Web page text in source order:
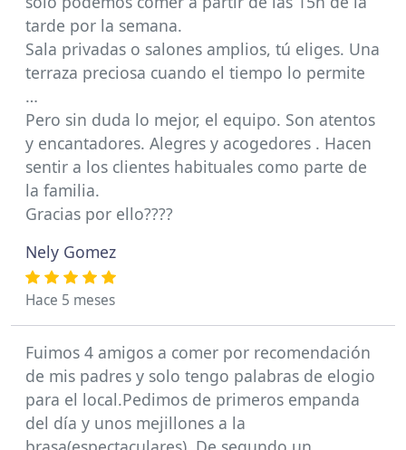
tarde por la semana.
Sala privadas o salones amplios, tú eliges. Una
terraza preciosa cuando el tiempo lo permite
…
Pero sin duda lo mejor, el equipo. Son atentos
y encantadores. Alegres y acogedores . Hacen
sentir a los clientes habituales como parte de
la familia.
Gracias por ello????
Nely Gomez
Hace 5 meses
Fuimos 4 amigos a comer por recomendación
de mis padres y solo tengo palabras de elogio
para el local.Pedimos de primeros empanda
del día y unos mejillones a la